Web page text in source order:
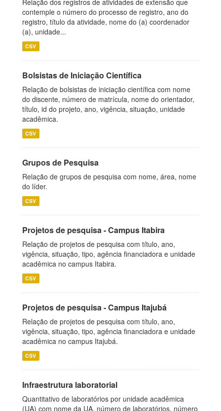
Relação dos registros de atividades de extensão que
contemple o número do processo de registro, ano do
registro, título da atividade, nome do (a) coordenador
(a), unidade...
CSV
Bolsistas de Iniciação Científica
Relação de bolsistas de iniciação científica com nome
do discente, número de matrícula, nome do orientador,
título, id do projeto, ano, vigência, situação, unidade
acadêmica.
CSV
Grupos de Pesquisa
Relação de grupos de pesquisa com nome, área, nome
do líder.
CSV
Projetos de pesquisa - Campus Itabira
Relação de projetos de pesquisa com título, ano,
vigência, situação, tipo, agência financiadora e unidade
acadêmica no campus Itabira.
CSV
Projetos de pesquisa - Campus Itajubá
Relação de projetos de pesquisa com título, ano,
vigência, situação, tipo, agência financiadora e unidade
acadêmica no campus Itajubá.
CSV
Infraestrutura laboratorial
Quantitativo de laboratórios por unidade acadêmica
(UA) com nome da UA, número de laboratórios, número